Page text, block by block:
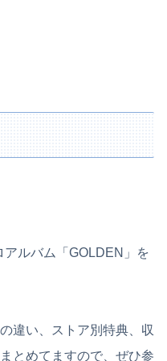
ルバム「GOLDEN」を
違い、ストア別特典、収
とめてますので、ぜひ参